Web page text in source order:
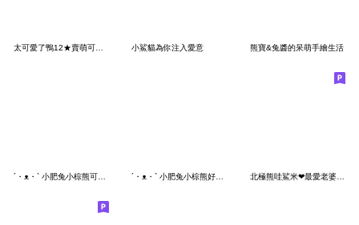
小鯊貓為你注入愛意 熊寶&兔醬的呆萌手繪生活
北極熊哇鯊米❤最愛老婆了 (修正版)